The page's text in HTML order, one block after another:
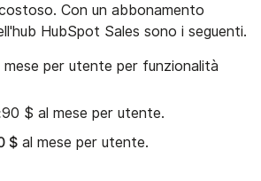
Con un abbonamento
HubSpot Sales sono i seguenti.
mese per utente per funzionalità
90 $ al mese per utente.
$ al mese per utente.